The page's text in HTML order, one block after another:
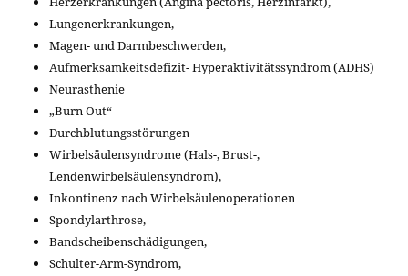
Lungenerkrankungen,
Magen- und Darmbeschwerden,
Aufmerksamkeitsdefizit- Hyperaktivitätssyndrom (ADHS)
Neurasthenie
„Burn Out“
Durchblutungsstörungen
Wirbelsäulensyndrome (Hals-, Brust-,
Lendenwirbelsäulensyndrom),
Inkontinenz nach Wirbelsäulenoperationen
Spondylarthrose,
Bandscheibenschädigungen,
Schulter-Arm-Syndrom,